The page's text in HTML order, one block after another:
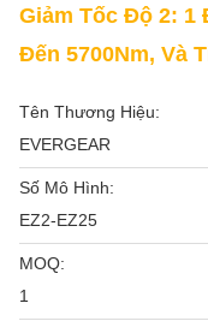
Giảm Tốc Độ 2: 1
Đến 5700Nm, Và
Tên Thương Hiệu:
EVERGEAR
Số Mô Hình:
EZ2-EZ25
MOQ:
1